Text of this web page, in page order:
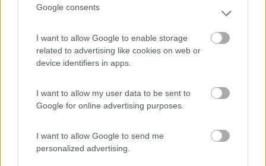
Google consents
I want to allow Google to enable storage
related to advertising like cookies on web or
device identifiers in apps.
I want to allow my user data to be sent to
Google for online advertising purposes.
I want to allow Google to send me
personalized advertising.
16614
E fai male, non sai cosa ti perdi. Come prezzi non è poi tanto
diversa dal resto d'Italia, ci sono qielli cari e i meno cari, ma
come posti... Bè, vai e vedi. Ciaoid="size2">
A questi prezzi in Sardegna, pur desiderando visitarla, credo
che non mi vedranno. Ciao. Elio Vita. >
marcoz
512